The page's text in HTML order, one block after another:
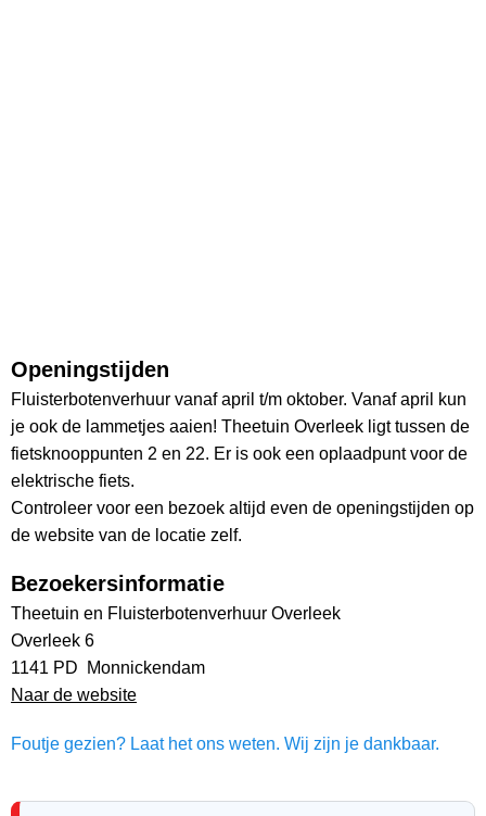
Openingstijden
Fluisterbotenverhuur vanaf april t/m oktober. Vanaf april kun
je ook de lammetjes aaien! Theetuin Overleek ligt tussen de
fietsknooppunten 2 en 22. Er is ook een oplaadpunt voor de
elektrische fiets.
Controleer voor een bezoek altijd even de openingstijden op
de website van de locatie zelf.
Bezoekersinformatie
Theetuin en Fluisterbotenverhuur Overleek
Overleek 6
1141 PD Monnickendam
Naar de website
Foutje gezien? Laat het ons weten. Wij zijn je dankbaar.